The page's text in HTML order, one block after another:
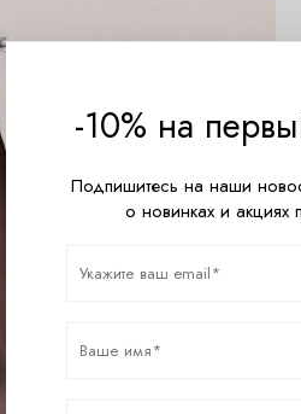
-10% на
Подпишитесь на наши
о новинках и акциях